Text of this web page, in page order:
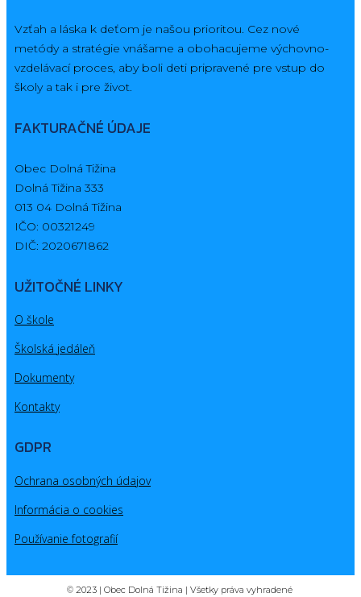
Vzťah a láska k deťom je našou prioritou. Cez nové
metódy a stratégie vnášame a obohacujeme výchovno-
vzdelávací proces, aby boli deti pripravené pre vstup do
školy a tak i pre život.
FAKTURAČNÉ ÚDAJE
Obec Dolná Tižina
Dolná Tižina 333
013 04 Dolná Tižina
IČO: 00321249
DIČ: 2020671862
UŽITOČNÉ LINKY
O škole
Školská jedáleň
Dokumenty
Kontakty
GDPR
Ochrana osobných údajov
Informácia o cookies
Používanie fotografií
© 2023 | Obec Dolná Tižina | Všetky práva vyhradené